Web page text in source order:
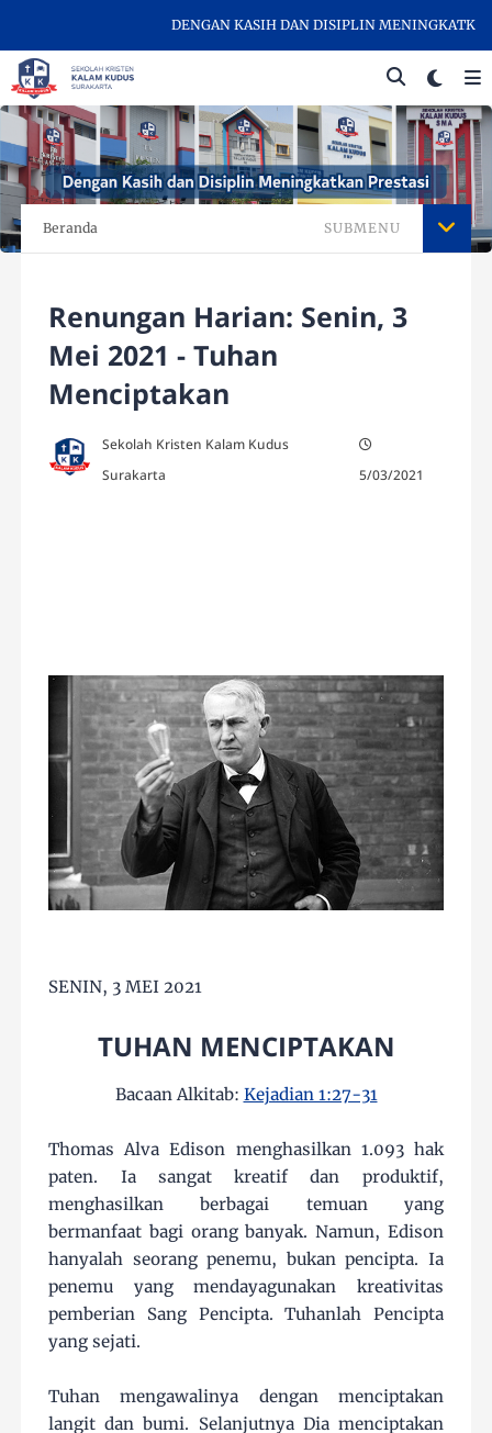
DENGAN KASIH DAN DISIPLIN MENINGKATKAN
Beranda SUBMENU
Renungan Harian: Senin, 3
Mei 2021 - Tuhan
Menciptakan
Sekolah Kristen Kalam Kudus
Surakarta
5/03/2021
SENIN, 3 MEI 2021
TUHAN MENCIPTAKAN
Bacaan Alkitab: Kejadian 1:27-31
Thomas Alva Edison menghasilkan 1.093 hak
paten. Ia sangat kreatif dan produktif,
menghasilkan berbagai temuan yang
bermanfaat bagi orang banyak. Namun, Edison
hanyalah seorang penemu, bukan pencipta. Ia
penemu yang mendayagunakan kreativitas
pemberian Sang Pencipta. Tuhanlah Pencipta
yang sejati.
Tuhan mengawalinya dengan menciptakan
langit dan bumi. Selanjutnya Dia menciptakan